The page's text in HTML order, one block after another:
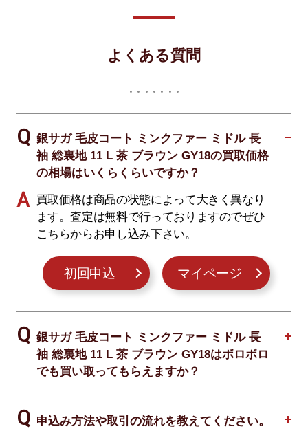
よくある質問
銀サガ 毛皮コート ミンクファー ミドル 長
袖 総裏地 11 L 茶 ブラウン GY18の買取価格
の相場はいくらくらいですか？
買取価格は商品の状態によって大きく異なり
ます。査定は無料で行っておりますのでぜひ
こちらからお申し込み下さい。
初回申込 マイページ
銀サガ 毛皮コート ミンクファー ミドル 長
袖 総裏地 11 L 茶 ブラウン GY18はボロボロ
でも買い取ってもらえますか？
申込み方法や取引の流れを教えてください。